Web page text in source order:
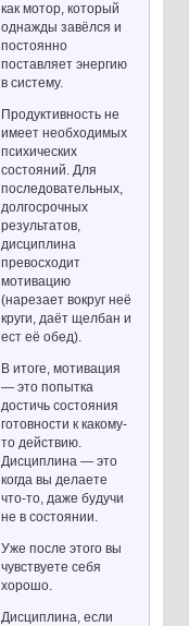
как мотор, который
однажды завёлся и
постоянно
поставляет энергию
в систему.
Продуктивность не
имеет необходимых
психических
состояний. Для
последовательных,
долгосрочных
результатов,
дисциплина
превосходит
мотивацию
(нарезает вокруг неё
круги, даёт щелбан и
ест её обед).
В итоге, мотивация
— это попытка
достичь состояния
готовности к какому-
то действию.
Дисциплина — это
когда вы делаете
что-то, даже будучи
не в состоянии.
Уже после этого вы
чувствуете себя
хорошо.
Дисциплина, если